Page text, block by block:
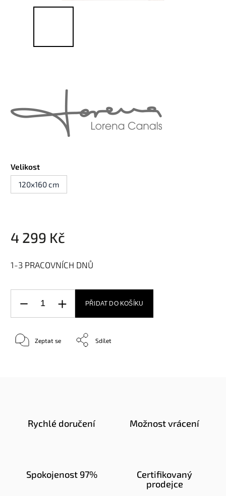
Velikost
120x160 cm
4 299 Kč
1-3 PRACOVNÍCH DNŮ
PŘIDAT DO KOŠÍKU
Zeptat se Sdílet
Rychlé doručení Možnost vrácení
Spokojenost 97%
Certifikovaný
prodejce